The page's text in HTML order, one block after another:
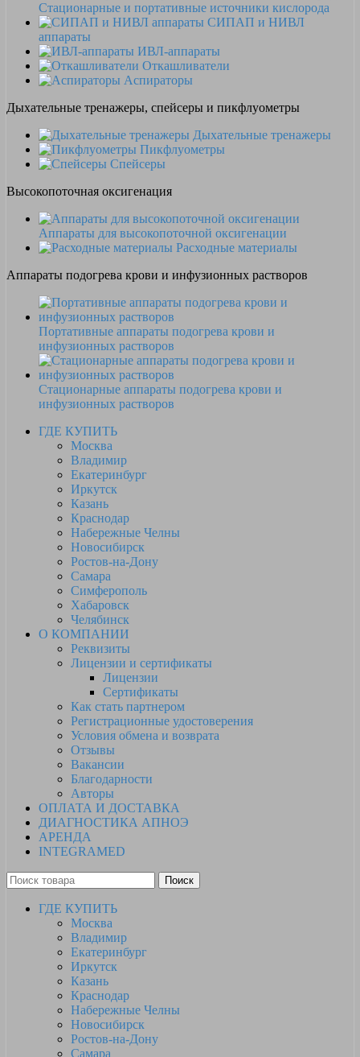
Стационарные и портативные источники кислорода
СИПАП и НИВЛ
аппараты
ИВЛ-аппараты
Откашливатели
Аспираторы
Дыхательные тренажеры, спейсеры и пикфлуометры
Дыхательные тренажеры
Пикфлуометры
Спейсеры
Высокопоточная оксигенация
Аппараты для высокопоточной оксигенации
Расходные материалы
Аппараты подогрева крови и инфузионных растворов
Портативные аппараты подогрева крови и
инфузионных растворов
Стационарные аппараты подогрева крови и
инфузионных растворов
ГДЕ КУПИТЬ
Москва
Владимир
Екатеринбург
Иркутск
Казань
Краснодар
Набережные Челны
Новосибирск
Ростов-на-Дону
Самара
Симферополь
Хабаровск
Челябинск
О КОМПАНИИ
Реквизиты
Лицензии и сертификаты
Лицензии
Сертификаты
Как стать партнером
Регистрационные удостоверения
Условия обмена и возврата
Отзывы
Вакансии
Благодарности
Авторы
ОПЛАТА И ДОСТАВКА
ДИАГНОСТИКА АПНОЭ
АРЕНДА
INTEGRAMED
Поиск
ГДЕ КУПИТЬ
Москва
Владимир
Екатеринбург
Иркутск
Казань
Краснодар
Набережные Челны
Новосибирск
Ростов-на-Дону
Самара